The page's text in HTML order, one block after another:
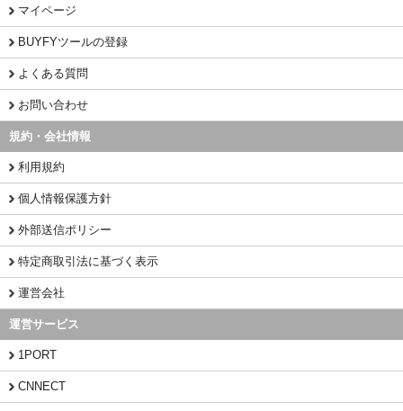
マイページ
BUYFYツールの登録
よくある質問
お問い合わせ
規約・会社情報
利用規約
個人情報保護方針
外部送信ポリシー
特定商取引法に基づく表示
運営会社
運営サービス
1PORT
CNNECT